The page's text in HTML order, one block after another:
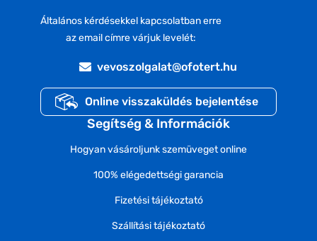
Általános kérdésekkel kapcsolatban erre
az email címre várjuk levelét:
vevoszolgalat@ofotert.hu
Online visszaküldés bejelentése
Segítség & Információk
Hogyan vásároljunk szemüveget online
100% elégedettségi garancia
Fizetési tájékoztató
Szállítási tájékoztató